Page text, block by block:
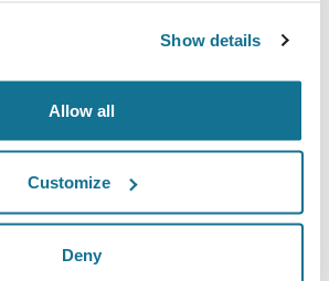
Show details
Allow all
Customize
Deny
de sombreado para modificar las
Esto proporciona a
representación precisa y realista
El sombreado funciona
a la barra deslizante que aparece
izquierda de su cuenta de e-Stetix
la simulación.